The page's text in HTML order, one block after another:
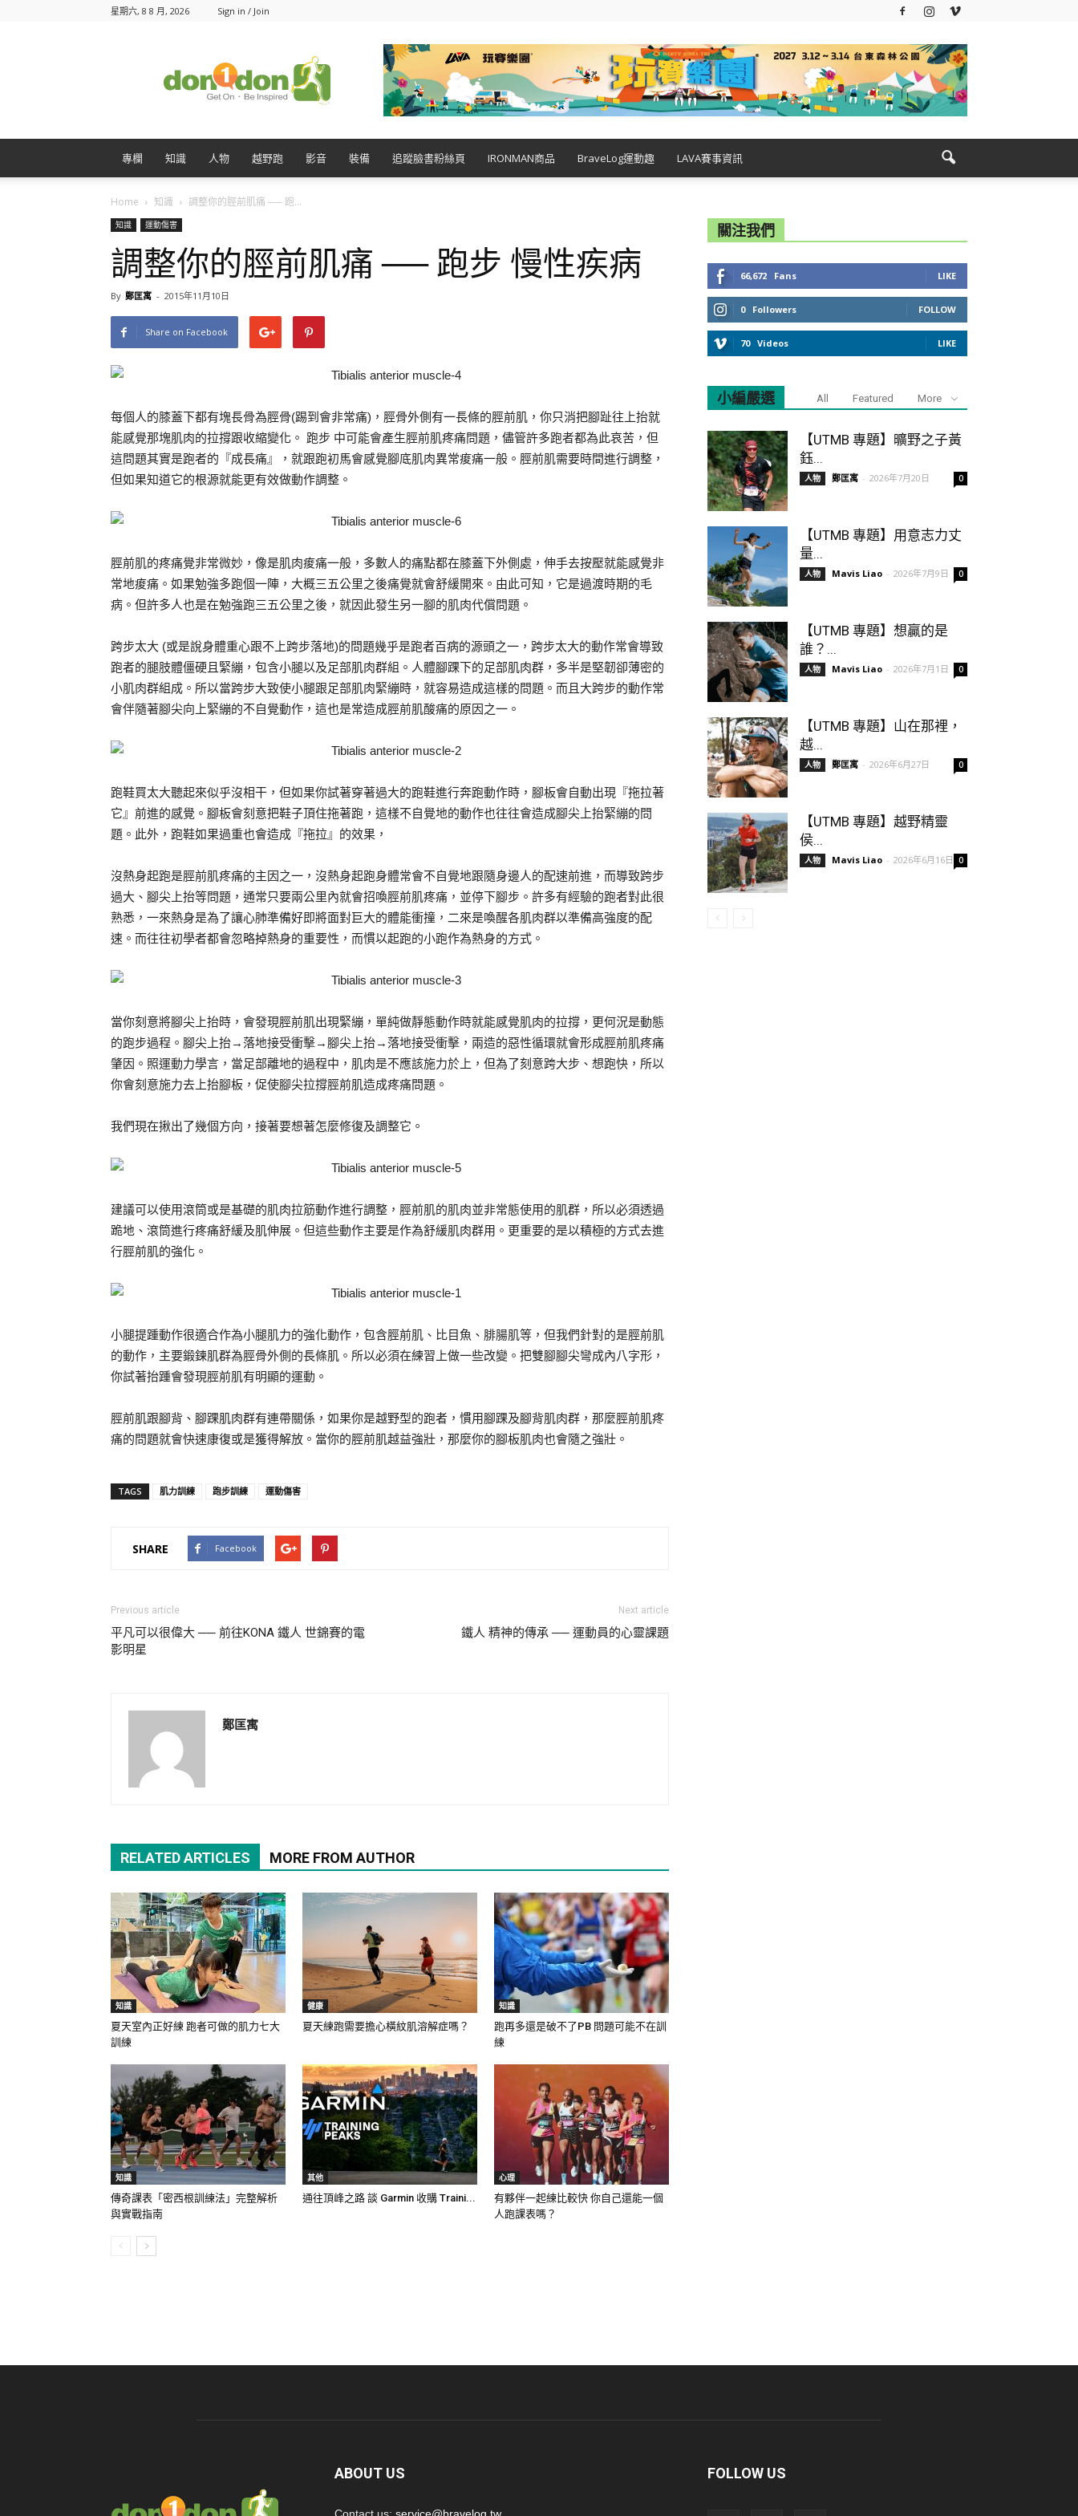
星期六, 8 8 月, 2026 Sign in / Join
專欄 知識 人物 越野跑 影音 裝備 追蹤臉書粉絲頁 IRONMAN商品 BraveLog運動趣 LAVA賽事資訊
Home 知識 調整你的脛前肌痛 ── 跑...
知識 運動傷害
調整你的脛前肌痛 ── 跑步 慢性疾病
By 鄭匡寓 - 2015年11月10日
Share on Facebook
每個人的膝蓋下都有塊長骨為脛骨(踢到會非常痛)，脛骨外側有一長條的脛前肌，你只消把腳趾往上抬就
能感覺那塊肌肉的拉撐跟收縮變化。 跑步 中可能會產生脛前肌疼痛問題，儘管許多跑者都為此哀苦，但
這問題其實是跑者的『成長痛』，就跟跑初馬會感覺腳底肌肉異常痠痛一般。脛前肌需要時間進行調整，
但如果知道它的根源就能更有效做動作調整。
脛前肌的疼痛覺非常微妙，像是肌肉痠痛一般，多數人的痛點都在膝蓋下外側處，伸手去按壓就能感覺非
常地痠痛。如果勉強多跑個一陣，大概三五公里之後痛覺就會舒緩開來。由此可知，它是過渡時期的毛
病。但許多人也是在勉強跑三五公里之後，就因此發生另一腳的肌肉代償問題。
跨步太大 (或是說身體重心跟不上跨步落地)的問題幾乎是跑者百病的源頭之一，跨步太大的動作常會導致
跑者的腿肢體僵硬且緊繃，包含小腿以及足部肌肉群組。人體腳踝下的足部肌肉群，多半是堅韌卻薄密的
小肌肉群組成。所以當跨步大致使小腿跟足部肌肉緊繃時，就容易造成這樣的問題。而且大跨步的動作常
會伴隨著腳尖向上緊繃的不自覺動作，這也是常造成脛前肌酸痛的原因之一。
跑鞋買太大聽起來似乎沒相干，但如果你試著穿著過大的跑鞋進行奔跑動作時，腳板會自動出現『拖拉著
它』前進的感覺。腳板會刻意把鞋子頂住拖著跑，這樣不自覺地的動作也往往會造成腳尖上抬緊繃的問
題。此外，跑鞋如果過重也會造成『拖拉』的效果，
沒熱身起跑是脛前肌疼痛的主因之一，沒熱身起跑身體常會不自覺地跟隨身邊人的配速前進，而導致跨步
過大、腳尖上抬等問題，通常只要兩公里內就會招喚脛前肌疼痛，並停下腳步。許多有經驗的跑者對此很
熟悉，一來熱身是為了讓心肺準備好即將面對巨大的體能衝撞，二來是喚醒各肌肉群以準備高強度的配
速。而往往初學者都會忽略掉熱身的重要性，而慣以起跑的小跑作為熱身的方式。
當你刻意將腳尖上抬時，會發現脛前肌出現緊繃，單純做靜態動作時就能感覺肌肉的拉撐，更何況是動態
的跑步過程。腳尖上抬→落地接受衝擊→腳尖上抬→落地接受衝擊，兩造的惡性循環就會形成脛前肌疼痛
肇因。照運動力學言，當足部離地的過程中，肌肉是不應該施力於上，但為了刻意跨大步、想跑快，所以
你會刻意施力去上抬腳板，促使腳尖拉撐脛前肌造成疼痛問題。
我們現在揪出了幾個方向，接著要想著怎麼修復及調整它。
建議可以使用滾筒或是基礎的肌肉拉筋動作進行調整，脛前肌的肌肉並非常態使用的肌群，所以必須透過
跪地、滾筒進行疼痛舒緩及肌伸展。但這些動作主要是作為舒緩肌肉群用。更重要的是以積極的方式去進
行脛前肌的強化。
小腿提踵動作很適合作為小腿肌力的強化動作，包含脛前肌、比目魚、腓腸肌等，但我們針對的是脛前肌
的動作，主要鍛鍊肌群為脛骨外側的長條肌。所以必須在練習上做一些改變。把雙腳腳尖彎成內八字形，
你試著抬踵會發現脛前肌有明顯的運動。
脛前肌跟腳背、腳踝肌肉群有連帶關係，如果你是越野型的跑者，慣用腳踝及腳背肌肉群，那麼脛前肌疼
痛的問題就會快速康復或是獲得解放。當你的脛前肌越益強壯，那麼你的腳板肌肉也會隨之強壯。
TAGS 肌力訓練 跑步訓練 運動傷害
SHARE Facebook
Previous article
平凡可以很偉大 ── 前往KONA 鐵人 世錦賽的電
影明星
Next article
鐵人 精神的傳承 ── 運動員的心靈課題
鄭匡寓
RELATED ARTICLES MORE FROM AUTHOR
知識
夏天室內正好練 跑者可做的肌力七大
訓練
健康
夏天練跑需要擔心橫紋肌溶解症嗎？
知識
跑再多還是破不了PB 問題可能不在訓
練
知識
傳奇課表「密西根訓練法」完整解析
與實戰指南
其他
通往頂峰之路 談 Garmin 收購 Traini...
心理
有夥伴一起練比較快 你自己還能一個
人跑課表嗎？
關注我們
66,672 Fans LIKE
0 Followers FOLLOW
70 Videos LIKE
小編嚴選 All Featured More
【UTMB 專題】曠野之子黃
鈺...
人物 鄭匡寓 - 2026年7月20日 0
【UTMB 專題】用意志力丈
量...
人物 Mavis Liao - 2026年7月9日 0
【UTMB 專題】想贏的是
誰？...
人物 Mavis Liao - 2026年7月1日 0
【UTMB 專題】山在那裡，
越...
人物 鄭匡寓 - 2026年6月27日 0
【UTMB 專題】越野精靈
侯...
人物 Mavis Liao - 2026年6月16日 0
ABOUT US FOLLOW US